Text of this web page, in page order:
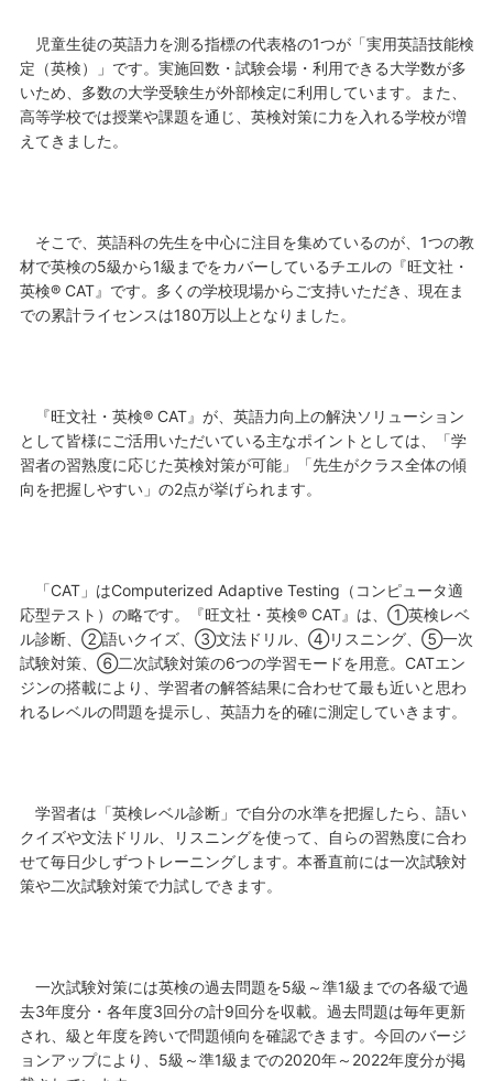
児童生徒の英語力を測る指標の代表格の1つが「実用英語技能検
定（英検）」です。実施回数・試験会場・利用できる大学数が多
いため、多数の大学受験生が外部検定に利用しています。また、
高等学校では授業や課題を通じ、英検対策に力を入れる学校が増
えてきました。
そこで、英語科の先生を中心に注目を集めているのが、1つの教
材で英検の5級から1級までをカバーしているチエルの『旺文社・
英検® CAT』です。多くの学校現場からご支持いただき、現在ま
での累計ライセンスは180万以上となりました。
『旺文社・英検® CAT』が、英語力向上の解決ソリューション
として皆様にご活用いただいている主なポイントとしては、「学
習者の習熟度に応じた英検対策が可能」「先生がクラス全体の傾
向を把握しやすい」の2点が挙げられます。
「CAT」はComputerized Adaptive Testing（コンピュータ適
応型テスト）の略です。『旺文社・英検® CAT』は、①英検レベ
ル診断、②語いクイズ、③文法ドリル、④リスニング、⑤一次
試験対策、⑥二次試験対策の6つの学習モードを用意。CATエン
ジンの搭載により、学習者の解答結果に合わせて最も近いと思わ
れるレベルの問題を提示し、英語力を的確に測定していきます。
学習者は「英検レベル診断」で自分の水準を把握したら、語い
クイズや文法ドリル、リスニングを使って、自らの習熟度に合わ
せて毎日少しずつトレーニングします。本番直前には一次試験対
策や二次試験対策で力試しできます。
一次試験対策には英検の過去問題を5級～準1級までの各級で過
去3年度分・各年度3回分の計9回分を収載。過去問題は毎年更新
され、級と年度を跨いで問題傾向を確認できます。今回のバージ
ョンアップにより、5級～準1級までの2020年～2022年度分が掲